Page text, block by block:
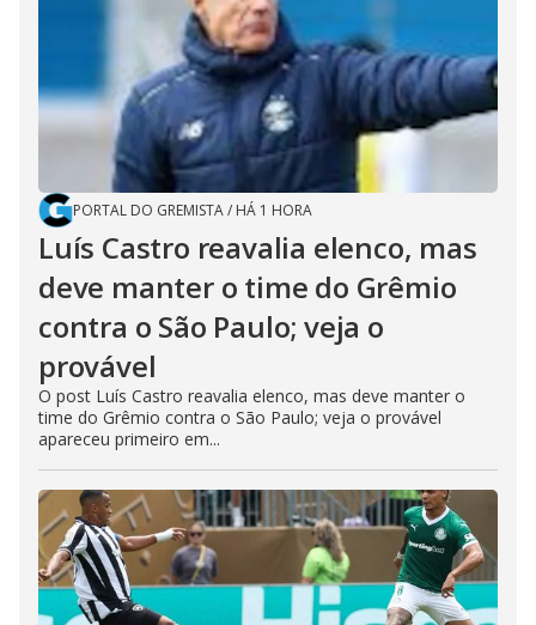
PORTAL DO GREMISTA/ HÁ 1 HORA
Luís Castro reavalia elenco, mas
deve manter o time do Grêmio
contra o São Paulo; veja o
provável
O post Luís Castro reavalia elenco, mas deve manter o
time do Grêmio contra o São Paulo; veja o provável
apareceu primeiro em...